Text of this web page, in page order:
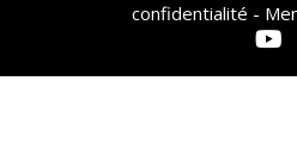
confidentialité -